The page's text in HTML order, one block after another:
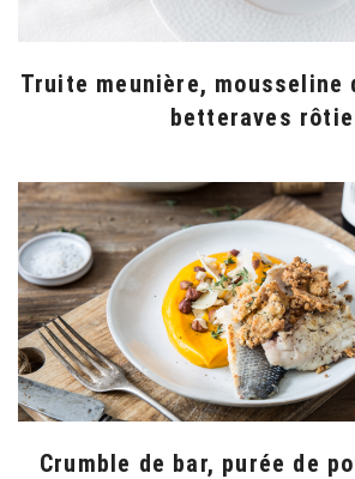
Truite meunière, mousseline
betteraves
Crumble de bar, purée de